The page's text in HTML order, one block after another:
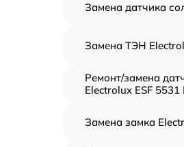
Замена датчика
Замена ТЭН
Ремонт/замена
Electrolux ESF 5531
Замена замка